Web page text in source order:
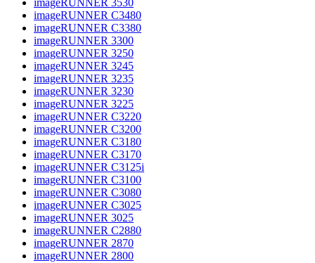
imageRUNNER C3480
imageRUNNER C3380
imageRUNNER 3300
imageRUNNER 3250
imageRUNNER 3245
imageRUNNER 3235
imageRUNNER 3230
imageRUNNER 3225
imageRUNNER C3220
imageRUNNER C3200
imageRUNNER C3180
imageRUNNER C3170
imageRUNNER C3125i
imageRUNNER C3100
imageRUNNER C3080
imageRUNNER C3025
imageRUNNER 3025
imageRUNNER C2880
imageRUNNER 2870
imageRUNNER 2800